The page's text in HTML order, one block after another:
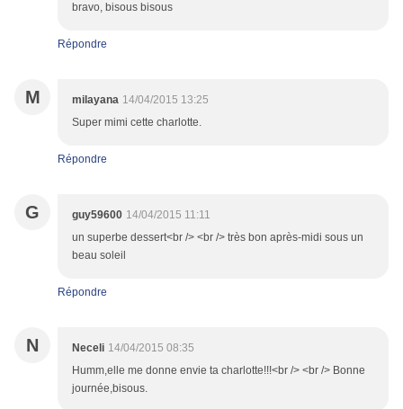
bravo, bisous bisous
Répondre
M milayana 14/04/2015 13:25
Super mimi cette charlotte.
Répondre
G guy59600 14/04/2015 11:11
un superbe dessert<br /> <br /> très bon après-midi sous un
beau soleil
Répondre
N Neceli 14/04/2015 08:35
Humm,elle me donne envie ta charlotte!!!<br /> <br /> Bonne
journée,bisous.